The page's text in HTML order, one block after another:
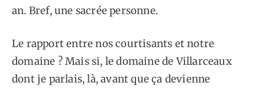
an. Bref, une sacrée personne.
Le rapport entre nos courtisants et notre
domaine ? Mais si, le domaine de Villarceaux
dont je parlais, là, avant que ça devienne